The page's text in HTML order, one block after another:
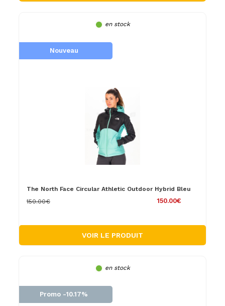
en stock
Nouveau
The North Face Circular Athletic Outdoor Hybrid Bleu
150.00€
150.00€
VOIR LE PRODUIT
en stock
Promo -10.17%